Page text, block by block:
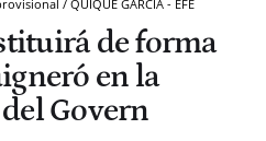
/ QUIQUE GARCÍA - EFE
de forma
en la
Govern